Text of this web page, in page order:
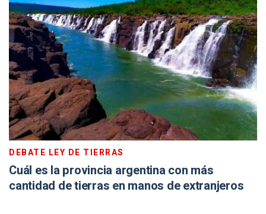
DEBATE LEY DE TIERRAS
Cuál es la provincia argentina con más
cantidad de tierras en manos de extranjeros